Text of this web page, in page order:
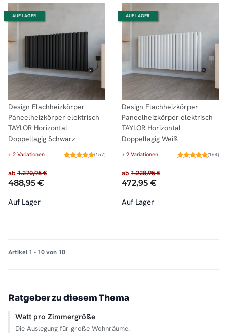
AUF LAGER
Design Flachheizkörper
Paneelheizkörper elektrisch
TAYLOR Horizontal
Doppellagig Schwarz
+ 2 Variationen (157)
ab 1.270,95 €
488,95 €
Auf Lager
AUF LAGER
Design Flachheizkörper
Paneelheizkörper elektrisch
TAYLOR Horizontal
Doppellagig Weiß
+ 2 Variationen (164)
ab 1.228,95 €
472,95 €
Auf Lager
Artikel 1 - 10 von 10
Ratgeber zu diesem Thema
Watt pro Zimmergröße
Die Auslegung für große Wohnräume.